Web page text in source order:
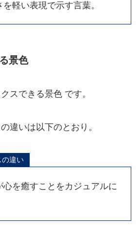
軽い表現で示す言葉。
景色
スできる景色 です。
違いは以下のとおり。
違い
心を癒すことをカジュアルに